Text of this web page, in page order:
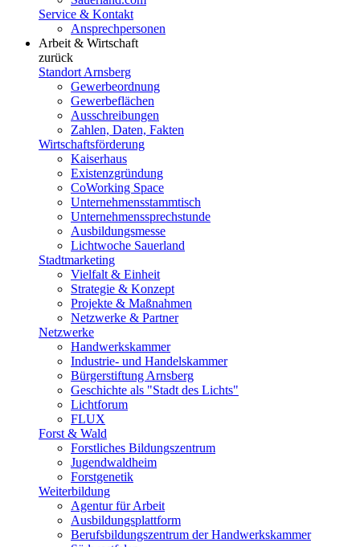
Service & Kontakt
Ansprechpersonen
Arbeit & Wirtschaft
zurück
Standort Arnsberg
Gewerbeordnung
Gewerbeflächen
Ausschreibungen
Zahlen, Daten, Fakten
Wirtschaftsförderung
Kaiserhaus
Existenzgründung
CoWorking Space
Unternehmensstammtisch
Unternehmenssprechstunde
Ausbildungsmesse
Lichtwoche Sauerland
Stadtmarketing
Vielfalt & Einheit
Strategie & Konzept
Projekte & Maßnahmen
Netzwerke & Partner
Netzwerke
Handwerkskammer
Industrie- und Handelskammer
Bürgerstiftung Arnsberg
Geschichte als "Stadt des Lichts"
Lichtforum
FLUX
Forst & Wald
Forstliches Bildungszentrum
Jugendwaldheim
Forstgenetik
Weiterbildung
Agentur für Arbeit
Ausbildungsplattform
Berufsbildungszentrum der Handwerkskammer